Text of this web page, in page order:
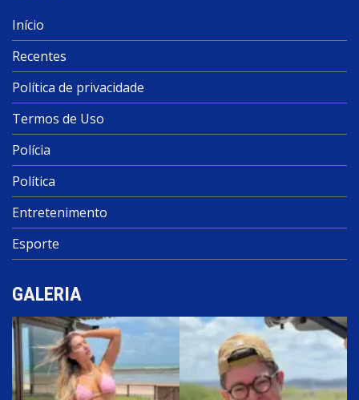
Início
Recentes
Política de privacidade
Termos de Uso
Polícia
Política
Entretenimento
Esporte
GALERIA